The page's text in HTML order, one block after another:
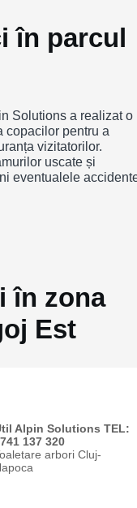
în parcul
Solutions a realizat o
copacilor pentru a
vizitatorilor.
uscate și
eventualele
în zona
Est
Alpin Solutions TEL:
137 320
arbori Cluj-